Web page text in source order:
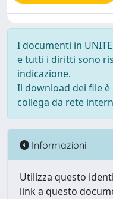
I documenti in
e tutti i diritti sono
indicazione.
Il download dei file
collega da rete
Informazioni
Utilizza questo
link a questo